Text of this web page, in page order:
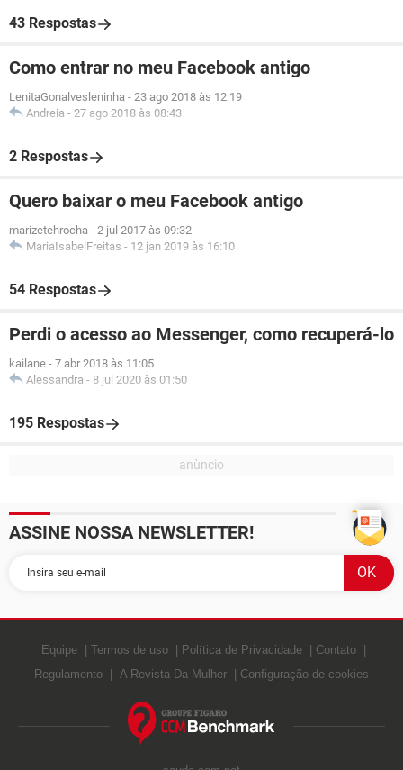
43 Respostas
Como entrar no meu Facebook antigo
LenitaGonalvesleninha - 23 ago 2018 às 12:19
Andreia - 27 ago 2018 às 08:43
2 Respostas
Quero baixar o meu Facebook antigo
marizetehrocha - 2 jul 2017 às 09:32
MariaIsabelFreitas - 12 jan 2019 às 16:10
54 Respostas
Perdi o acesso ao Messenger, como recuperá-lo
kailane - 7 abr 2018 às 11:05
Alessandra - 8 jul 2020 às 01:50
195 Respostas
ASSINE NOSSA NEWSLETTER!
Equipe Termos de uso Política de Privacidade
Contato
Regulamento
A Revista Da Mulher Configuração de cookies